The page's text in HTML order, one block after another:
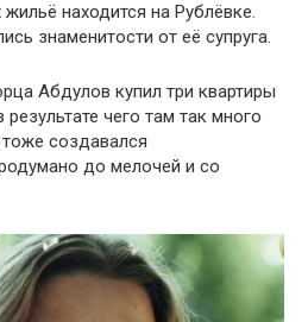
находится на Рублёвке.
знаменитости от её супруга.
Абдулов купил три квартиры
чего там так много
создавался
до мелочей и со